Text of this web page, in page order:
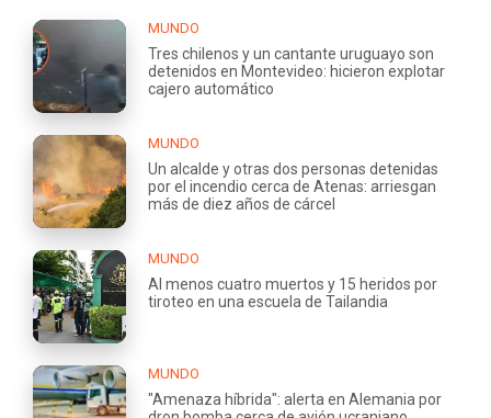
MUNDO
Tres chilenos y un cantante uruguayo son
detenidos en Montevideo: hicieron explotar
cajero automático
MUNDO
Un alcalde y otras dos personas detenidas
por el incendio cerca de Atenas: arriesgan
más de diez años de cárcel
MUNDO
Al menos cuatro muertos y 15 heridos por
tiroteo en una escuela de Tailandia
MUNDO
"Amenaza híbrida": alerta en Alemania por